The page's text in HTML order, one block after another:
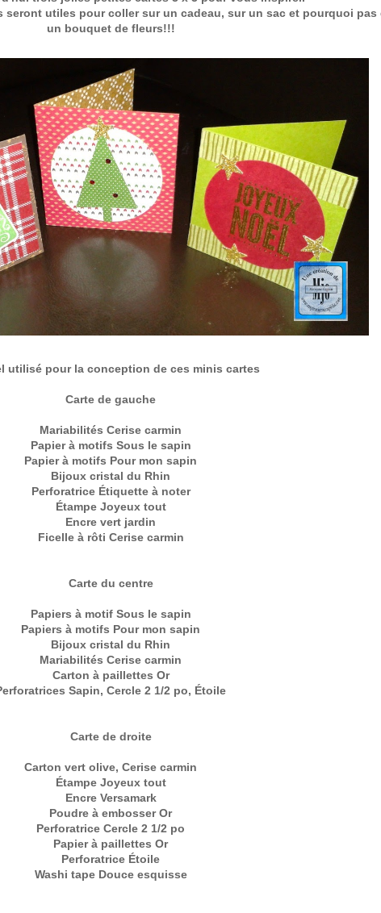
seront utiles pour coller sur un cadeau, sur un sac et pourquoi pas
un bouquet de fleurs!!!
utilisé pour la conception de ces minis cartes
Carte de gauche
Mariabilités Cerise carmin
Papier à motifs Sous le sapin
Papier à motifs Pour mon sapin
Bijoux cristal du Rhin
Perforatrice Étiquette à noter
Étampe Joyeux tout
Encre vert jardin
Ficelle à rôti Cerise carmin
Carte du centre
Papiers à motif Sous le sapin
Papiers à motifs Pour mon sapin
Bijoux cristal du Rhin
Mariabilités Cerise carmin
Carton à paillettes Or
Sapin, Cercle 2 1/2 po, Étoile
Carte de droite
Carton vert olive, Cerise carmin
Étampe Joyeux tout
Encre Versamark
Poudre à embosser Or
Perforatrice Cercle 2 1/2 po
Papier à paillettes Or
Perforatrice Étoile
Washi tape Douce esquisse